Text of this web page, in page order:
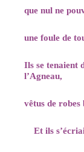
que nul ne
une foule de
Ils se tenaient
l’Agneau,
vêtus de robes
Et ils